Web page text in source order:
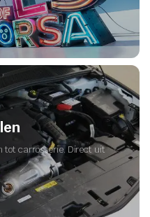
tot carrosserie. Direct uit